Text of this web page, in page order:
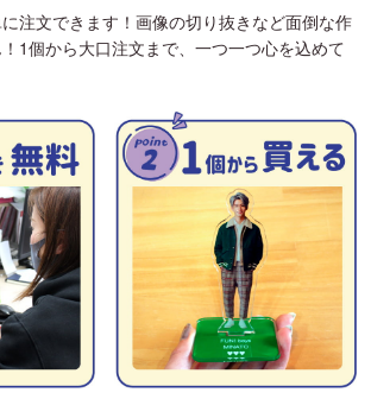
注文できます！画像の切り抜きなど面倒な作
1個から大口注文まで、一つ一つ心を込めて